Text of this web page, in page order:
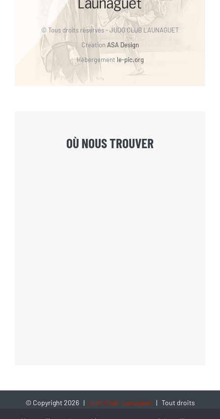
© Tous droits réservés - JUDO CLUB LAUNAGUET
Création ASA Design
Hébergement le-pic.org
OÙ NOUS TROUVER
© Copyright2026 | Judo Club Launaguet| Tout droits